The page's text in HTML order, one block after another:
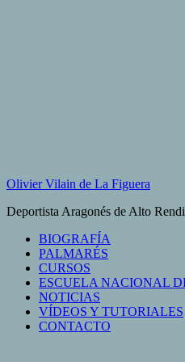
Olivier Vilain de La Figuera
Deportista Aragonés de Alto
BIOGRAFÍA
PALMARÉS
CURSOS
ESCUELA NACIONAL
NOTICIAS
VÍDEOS Y TUTORIALES
CONTACTO